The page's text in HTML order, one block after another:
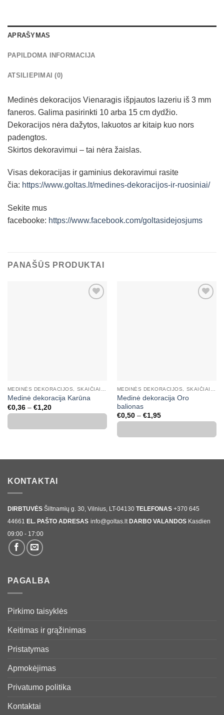
APRAŠYMAS
PAPILDOMA INFORMACIJA
ATSILIEPIMAI (0)
Medinės dekoracijos Vienaragis išpjautos lazeriu iš 3 mm
faneros. Galima pasirinkti 10 arba 15 cm dydžio.
Dekoracijos nėra dažytos, lakuotos ar kitaip kuo nors
padengtos.
Skirtos dekoravimui – tai nėra žaislas.
Visas dekoracijas ir gaminius dekoravimui rasite
čia: https://www.goltas.lt/medines-dekoracijos-ir-ruosiniai/
Sekite mus
facebooke: https://www.facebook.com/goltasidejosjums
PANAŠŪS PRODUKTAI
Medinė dekoracija Karūna
€0,36 – €1,20Price
range:
Medinė dekoracija Oro
balionas
€0,50 – €1,95Price
range:
KONTAKTAI
DIRBTUVĖS Šiltnamių g. 30, Vilnius, LT-04130 TELEFONAS +370 645
44661 EL. PAŠTO ADRESAS info@goltas.lt DARBO VALANDOS Kasdien
09:00 - 17:00
PAGALBA
Pirkimo taisyklės
Keitimas ir grąžinimas
Pristatymas
Apmokėjimas
Privatumo politika
Kontaktai